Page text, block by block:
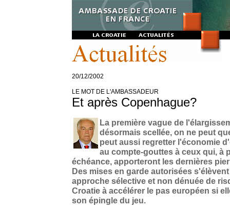
20/12/2002
LE MOT DE L'AMBASSADEUR
Et après Copenhague?
La première vague de
désormais scellée, on ne peut
peut aussi regretter l'économie
au compte-gouttes à ceux qui, à
échéance, apporteront les dernières
Des mises en garde autorisées
approche sélective et non dénuée de
Croatie à accélérer le pas européen si
son épingle du jeu.